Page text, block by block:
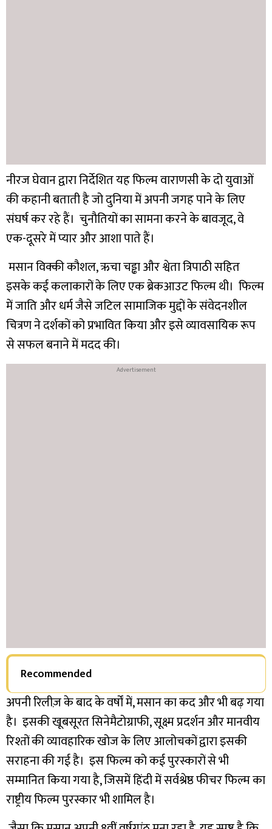
नीरज घेवान द्वारा निर्देशित यह फिल्म वाराणसी के दो युवाओं
की कहानी बताती है जो दुनिया में अपनी जगह पाने के लिए
संघर्ष कर रहे हैं। चुनौतियों का सामना करने के बावजूद, वे
एक-दूसरे में प्यार और आशा पाते हैं।
मसान विक्की कौशल, ऋचा चड्ढा और श्वेता त्रिपाठी सहित
इसके कई कलाकारों के लिए एक ब्रेकआउट फिल्म थी। फिल्म
में जाति और धर्म जैसे जटिल सामाजिक मुद्दों के संवेदनशील
चित्रण ने दर्शकों को प्रभावित किया और इसे व्यावसायिक रूप
से सफल बनाने में मदद की।
Recommended
अपनी रिलीज़ के बाद के वर्षों में, मसान का कद और भी बढ़ गया
है। इसकी खूबसूरत सिनेमैटोग्राफी, सूक्ष्म प्रदर्शन और मानवीय
रिश्तों की व्यावहारिक खोज के लिए आलोचकों द्वारा इसकी
सराहना की गई है। इस फिल्म को कई पुरस्कारों से भी
सम्मानित किया गया है, जिसमें हिंदी में सर्वश्रेष्ठ फीचर फिल्म का
राष्ट्रीय फिल्म पुरस्कार भी शामिल है।